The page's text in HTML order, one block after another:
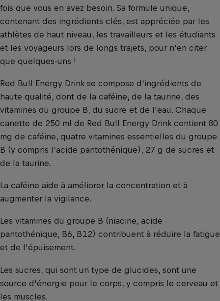
fois que vous en avez besoin. Sa formule unique,
contenant des ingrédients clés, est appréciée par les
athlètes de haut niveau, les travailleurs et les étudiants
et les voyageurs lors de longs trajets, pour n'en citer
que quelques-uns !
Red Bull Energy Drink se compose d'ingrédients de
haute qualité, dont de la caféine, de la taurine, des
vitamines du groupe B, du sucre et de l'eau. Chaque
canette de 250 ml de Red Bull Energy Drink contient 80
mg de caféine, quatre vitamines essentielles du groupe
B (y compris l’acide pantothénique), 27 g de sucres et
de la taurine.
La caféine aide à améliorer la concentration et à
augmenter la vigilance.
Les vitamines du groupe B (niacine, acide
pantothénique, B6, B12) contribuent à réduire la fatigue
et de l'épuisement.
Les sucres, qui sont un type de glucides, sont une
source d’énergie pour le corps, y compris le cerveau et
les muscles.